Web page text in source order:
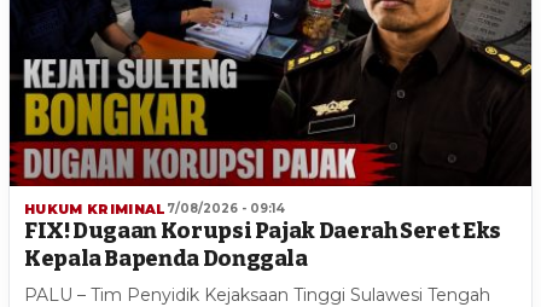
HUKUM KRIMINAL 7/08/2026 - 09:14
FIX! Dugaan Korupsi Pajak Daerah Seret Eks
Kepala Bapenda Donggala
PALU – Tim Penyidik Kejaksaan Tinggi Sulawesi Tengah